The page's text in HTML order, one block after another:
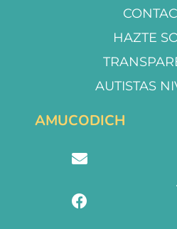
HAZTE
AUTISTAS
AMUCODICH